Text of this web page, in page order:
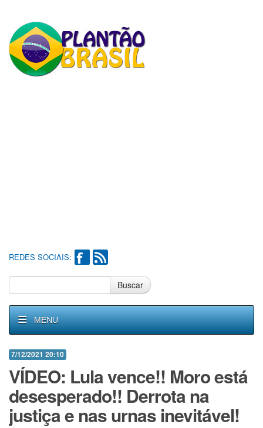
REDES SOCIAIS:
Buscar
MENU
7/12/2021 20:10
VÍDEO: Lula vence!! Moro está
desesperado!! Derrota na
justiça e nas urnas inevitável!